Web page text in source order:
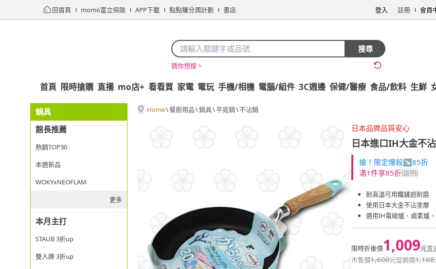
回首頁 momo富立保險 APP下載 點點賺分潤計劃 書店 登入 註冊 會員
搜尋
猜你想搜 >
首頁 限時搶購 直播 mo店+ 看看買 家電 電玩 手機/相機 電腦/組件 3C週邊 保健/醫療 食品/飲料 生鮮
鍋具
館長推薦
熱銷TOP30
本週新品
WOKYxNEOFLAM
更多
本月主打
STAUB 3折up
雙人牌 3折up
Home\餐廚用品\鍋具\平底鍋\不沾鍋
日本品牌品質安心
日本進口IH大金不
搶！限定爆殺↘85折
滿1件享85折(說明)
耐高溫可用鐵鏟超耐磨
使用日本大金不沾塗層
適用IH電磁爐、鹵素爐
限時折後價1,009元賣
市售價1,600元促銷價1,188